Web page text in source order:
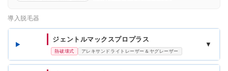
導入脱毛器
ジェントルマックスプロプラス
熱破壊式 アレキサンドライトレーザー＆ヤグレーザー
▼